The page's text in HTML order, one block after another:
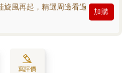
風再起，精選周邊看過
加購
寫評價